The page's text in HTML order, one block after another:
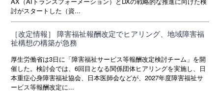
討がスタートした（資...
［改定情報］ 障害福祉報酬改定でヒアリング、地域障害福
祉構想の構築が急務
厚生労働省は3日に「障害福祉サービス等報酬改定検討チーム」を開
催した。検討会では、6回目となる関係団体ヒアリングを実施し、日
本重症心身障害福祉協会、日本医師会などが、2027年度障害福祉サ
ービス等報酬改定に...